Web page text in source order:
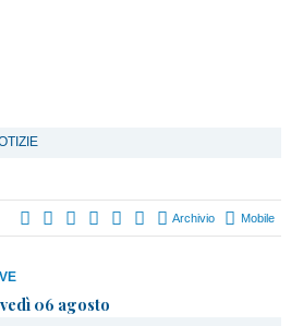
Archivio Mobile
06 agosto